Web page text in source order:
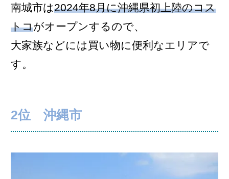
南城市は2024年8月に沖縄県初上陸のコス
トコがオープンするので、
大家族などには買い物に便利なエリアで
す。
2位 沖縄市